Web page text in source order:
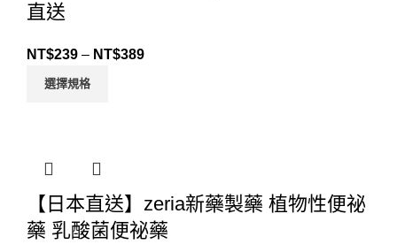
直送
NT$239 – NT$389
選擇規格
【日本直送】zeria新藥製藥 植物性便祕
藥 乳酸菌便祕藥